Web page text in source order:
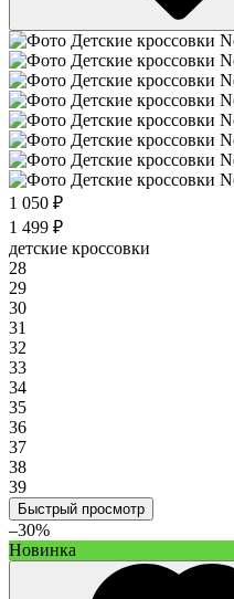
1 050 ₽
1 499 ₽
детские кроссовки
28
29
30
31
32
33
34
35
36
37
38
39
Быстрый просмотр
–30%
Новинка